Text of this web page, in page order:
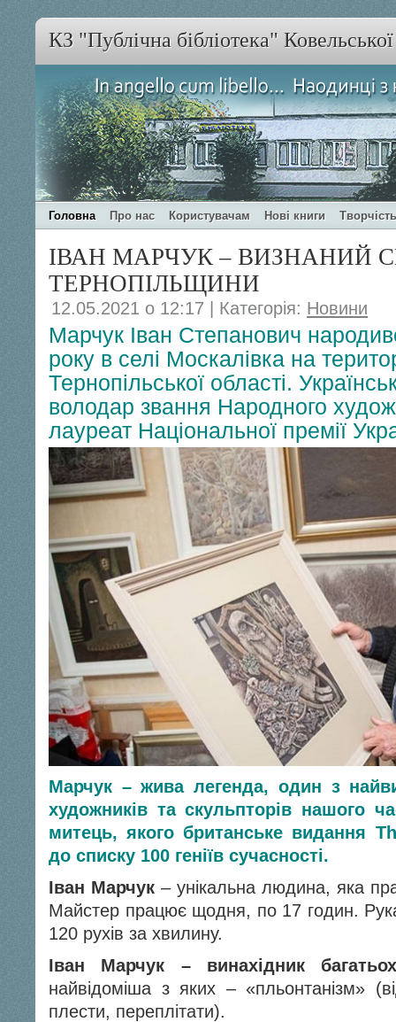
КЗ "Публічна бібліотека"
Головна Про нас Користувачам Нові книги
ІВАН МАРЧУК – ВИЗНАНИЙ
ТЕРНОПІЛЬЩИНИ
12.05.2021 о 12:17 | Категорія: Новини
Марчук Іван Степанович
року в селі Москалівка на
Тернопільської області.
володар звання Народного
лауреат Національної премії
Марчук – жива легенда, один з
художників та скульпторів нашого
митець, якого британське видання
до списку 100 геніїв сучасності.
Іван Марчук – унікальна людина, яка
Майстер працює щодня, по 17 годин.
120 рухів за хвилину.
Іван Марчук – винахідник
найвідоміша з яких – «пльонтанізм»
плести, переплітати).